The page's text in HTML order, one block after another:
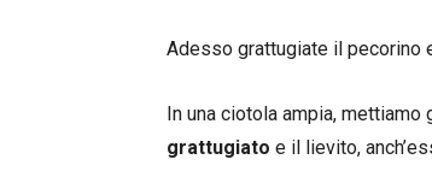
Adesso grattugiate il pecorino
In una ciotola ampia,
grattugiato e il lievito,